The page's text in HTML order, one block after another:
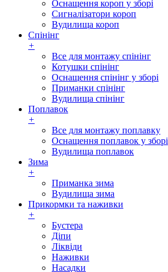
Оснащення короп у зборі
Сигналізатори короп
Вудилища короп
Спінінг
+
Все для монтажу спінінг
Котушки спінінг
Оснащення спінінг у зборі
Приманки спінінг
Вудилища спінінг
Поплавок
+
Все для монтажу поплавку
Оснащення поплавок у зборі
Вудилища поплавок
Зима
+
Приманка зима
Вудилища зима
Прикормки та наживки
+
Бустера
Діпи
Ліквіди
Наживки
Насадки